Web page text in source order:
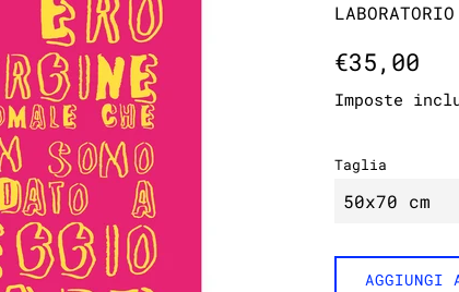
Prezzo
listino
€35,00
Imposte
Taglia
AGGIUNGI